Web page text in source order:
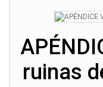
ruinas